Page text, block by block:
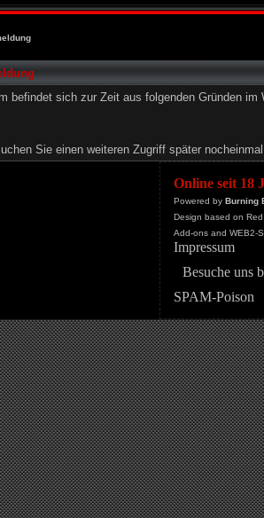
befindet sich zur Zeit aus folgenden Gründen im
Sie einen weiteren Zugriff später
Online seit 18
Powered by Burning
Design based on
Add-ons and WEB2-
Impressum
Besuche uns
SPAM-Poison